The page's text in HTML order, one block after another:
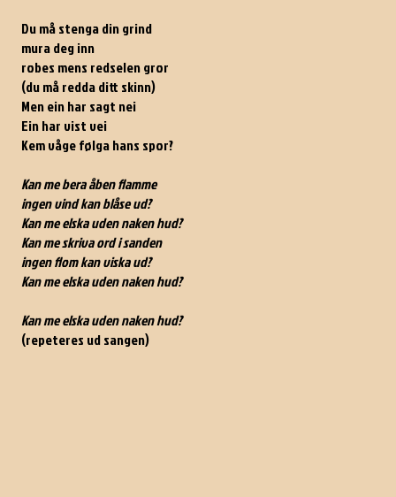
Du må stenga din grind
mura deg inn
robes mens redselen gror
(du må redda ditt skinn)
Men ein har sagt nei
Ein har vist vei
Kem våge følga hans spor?
Kan me bera åben flamme
ingen vind kan blåse ud?
Kan me elska uden naken hud?
Kan me skriva ord i sanden
ingen flom kan viska ud?
Kan me elska uden naken hud?
Kan me elska uden naken hud?
(repeteres ud sangen)